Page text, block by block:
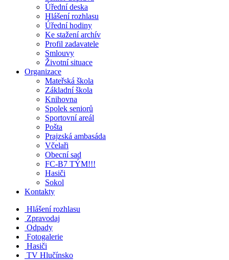
Úřední deska
Hlášení rozhlasu
Úřední hodiny
Ke stažení archív
Profil zadavatele
Smlouvy
Životní situace
Organizace
Mateřská škola
Základní škola
Knihovna
Spolek seniorů
Sportovní areál
Pošta
Prajzská ambasáda
Včelaři
Obecní sad
FC-B7 TÝM!!!
Hasiči
Sokol
Kontakty
Hlášení rozhlasu
Zpravodaj
Odpady
Fotogalerie
Hasiči
TV Hlučínsko